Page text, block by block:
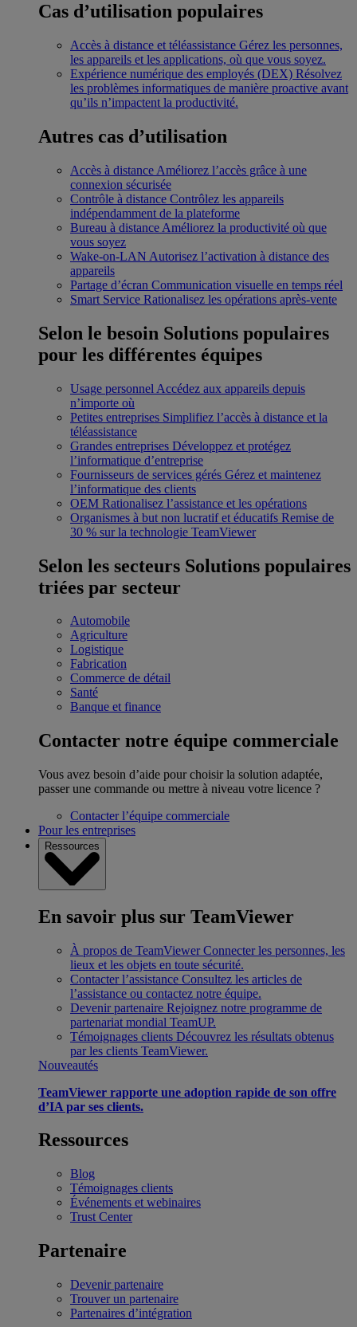
Cas d’utilisation populaires
Accès à distance et téléassistance Gérez les personnes,
les appareils et les applications, où que vous soyez.
Expérience numérique des employés (DEX) Résolvez
les problèmes informatiques de manière proactive avant
qu’ils n’impactent la productivité.
Autres cas d’utilisation
Accès à distance Améliorez l’accès grâce à une
connexion sécurisée
Contrôle à distance Contrôlez les appareils
indépendamment de la plateforme
Bureau à distance Améliorez la productivité où que
vous soyez
Wake-on-LAN Autorisez l’activation à distance des
appareils
Partage d’écran Communication visuelle en temps réel
Smart Service Rationalisez les opérations après-vente
Selon le besoin Solutions populaires
pour les différentes équipes
Usage personnel Accédez aux appareils depuis
n’importe où
Petites entreprises Simplifiez l’accès à distance et la
téléassistance
Grandes entreprises Développez et protégez
l’informatique d’entreprise
Fournisseurs de services gérés Gérez et maintenez
l’informatique des clients
OEM Rationalisez l’assistance et les opérations
Organismes à but non lucratif et éducatifs Remise de
30 % sur la technologie TeamViewer
Selon les secteurs Solutions populaires
triées par secteur
Automobile
Agriculture
Logistique
Fabrication
Commerce de détail
Santé
Banque et finance
Contacter notre équipe commerciale
Vous avez besoin d’aide pour choisir la solution adaptée,
passer une commande ou mettre à niveau votre licence ?
Contacter l’équipe commerciale
Pour les entreprises
Ressources
En savoir plus sur TeamViewer
À propos de TeamViewer Connecter les personnes, les
lieux et les objets en toute sécurité.
Contacter l’assistance Consultez les articles de
l’assistance ou contactez notre équipe.
Devenir partenaire Rejoignez notre programme de
partenariat mondial TeamUP.
Témoignages clients Découvrez les résultats obtenus
par les clients TeamViewer.
Nouveautés
TeamViewer rapporte une adoption rapide de son offre
d’IA par ses clients.
Ressources
Blog
Témoignages clients
Événements et webinaires
Trust Center
Partenaire
Devenir partenaire
Trouver un partenaire
Partenaires d’intégration